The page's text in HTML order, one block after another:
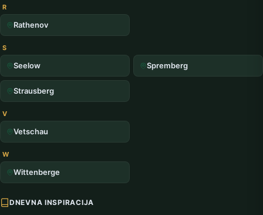
R
Rathenov
S
Seelow Spremberg
Strausberg
V
Vetschau
W
Wittenberge
DNEVNA INSPIRACIJA